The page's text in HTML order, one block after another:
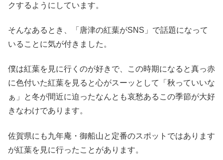
クするようにしています。
そんなあるとき、「唐津の紅葉がSNS」で話題になって
いることに気が付きました。
僕は紅葉を見に行くのが好きで、この時期になると真っ赤
に色付いた紅葉を見ると心がスーッとして「秋っていいな
ぁ」と冬が間近に迫ったなんとも哀愁あるこの季節が大好
きなわけであります。
佐賀県にも九年庵・御船山と定番のスポットではあります
が紅葉を見に行ったことがあります。